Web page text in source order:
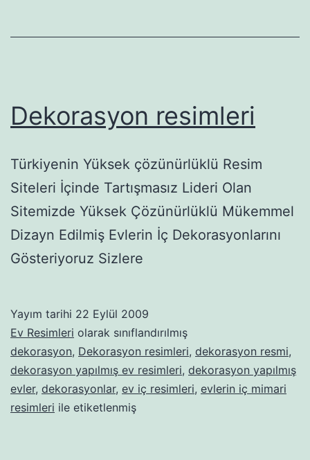
Dekorasyon resimleri
Türkiyenin Yüksek çözünürlüklü Resim
Siteleri İçinde Tartışmasız Lideri Olan
Sitemizde Yüksek Çözünürlüklü Mükemmel
Dizayn Edilmiş Evlerin İç Dekorasyonlarını
Gösteriyoruz Sizlere
Yayım tarihi 22 Eylül 2009
Ev Resimleri olarak sınıflandırılmış
dekorasyon, Dekorasyon resimleri, dekorasyon resmi,
dekorasyon yapılmış ev resimleri, dekorasyon yapılmış
evler, dekorasyonlar, ev iç resimleri, evlerin iç mimari
resimleri ile etiketlenmiş